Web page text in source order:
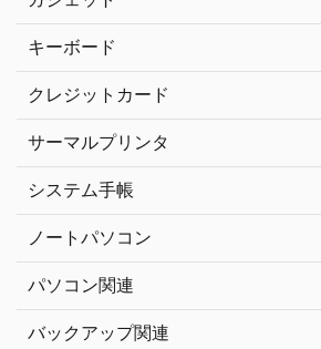
キーボード
クレジットカード
サーマルプリンタ
システム手帳
ノートパソコン
パソコン関連
バックアップ関連